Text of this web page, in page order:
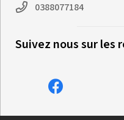
0388077184
Suivez nous sur les